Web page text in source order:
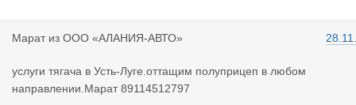
Марат из ООО «АЛАНИЯ-АВТО»
услуги тягача в Усть-Луге.оттащим полуприцеп в любом
направлении.Марат 89114512797